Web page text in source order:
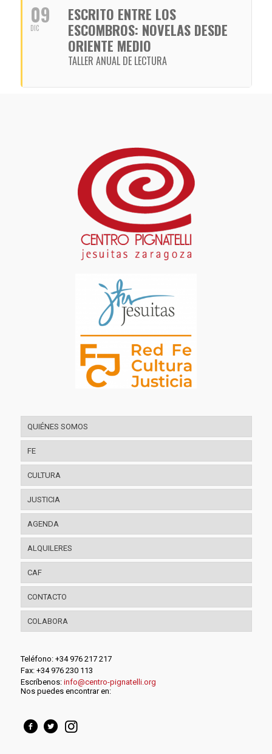
09
DIC
ESCRITO ENTRE LOS
ESCOMBROS: NOVELAS DESDE
ORIENTE MEDIO
TALLER ANUAL DE LECTURA
QUIÉNES SOMOS
FE
CULTURA
JUSTICIA
AGENDA
ALQUILERES
CAF
CONTACTO
COLABORA
Teléfono: +34 976 217 217
Fax: +34 976 230 113
Escríbenos: info@centro-pignatelli.org
Nos puedes encontrar en: